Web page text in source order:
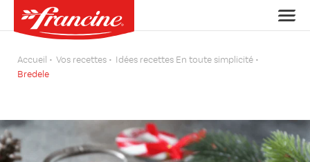
Accueil Vos recettes
Idées recettes En toute simplicité
Bredele